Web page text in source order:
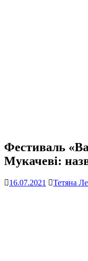
Фестиваль
Мукачеві:
16.07.2021 Тетяна